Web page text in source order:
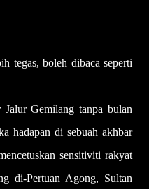
tegas, boleh dibaca seperti
Jalur Gemilang tanpa bulan
hadapan di sebuah akhbar
sensitiviti rakyat
di-Pertuan Agong, Sultan